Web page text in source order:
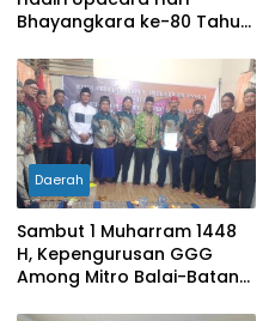
Bhayangkara ke-80 Tahun
Daerah
Sambut 1 Muharram 1448
H, Kepengurusan GGG
Among Mitro Balai-Batang